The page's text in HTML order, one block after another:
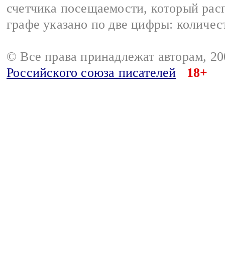
счетчика посещаемости, который
графе указано по две цифры:
© Все права принадлежат авторам,
Российского союза писателей
18+